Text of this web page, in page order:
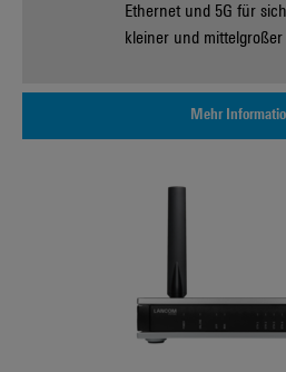
Ethernet und 5G für
kleiner und
Mehr